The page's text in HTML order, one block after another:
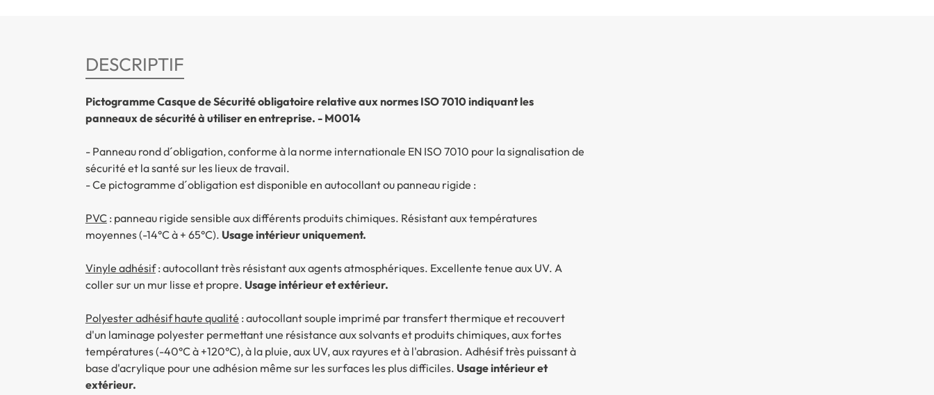
DESCRIPTIF
Pictogramme Casque de Sécurité obligatoire relative aux normes ISO 7010 indiquant les
panneaux de sécurité à utiliser en entreprise. - M0014
- Panneau rond d´obligation, conforme à la norme internationale EN ISO 7010 pour la signalisation de
sécurité et la santé sur les lieux de travail.
- Ce pictogramme d´obligation est disponible en autocollant ou panneau rigide :
PVC: panneau rigide sensible aux différents produits chimiques. Résistant aux températures
moyennes (-14°C à + 65°C). Usage intérieur uniquement.
Vinyle adhésif: autocollant très résistant aux agents atmosphériques. Excellente tenue aux UV. A
coller sur un mur lisse et propre. Usage intérieur et extérieur.
Polyester adhésif haute qualité : autocollant souple imprimé par transfert thermique et recouvert
d'un laminage polyester permettant une résistance aux solvants et produits chimiques, aux fortes
températures (-40°C à +120°C), à la pluie, aux UV, aux rayures et à l'abrasion. Adhésif très puissant à
base d'acrylique pour une adhésion même sur les surfaces les plus difficiles. Usage intérieur et
extérieur.